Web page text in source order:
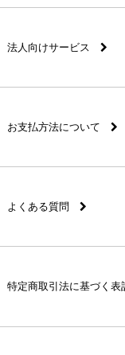
法人向けサービス
お支払方法について
よくある質問
特定商取引法に基づく表